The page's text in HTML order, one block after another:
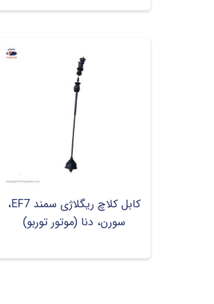
کابل کلاچ ریگلاژی سمند EF7،
سورن، دنا (موتور توربو)